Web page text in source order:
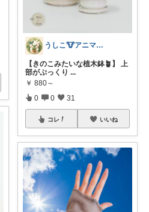
うしこ🐮アニマル&植物大好き🪴
【きのこみたいな植木鉢🪴】 上
部がぷっくり ...
￥ 880～
0 0 31
コレ いいね